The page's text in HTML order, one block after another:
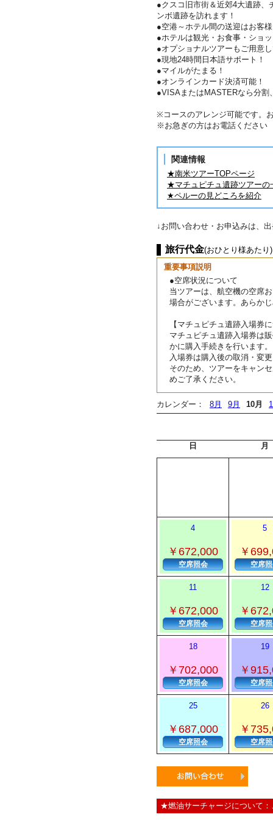
●クスコ旧市街＆近郊4大遺跡、
ンボ遺跡を訪れます！
●空港～ホテル間の送迎はお客
●ホテルは観光・お食事・ショ
●オプショナルツアーもご用意
●現地24時間日本語サポート！
●マイルがたまる！
●オンラインカード決済可能！
●VISAまたはMASTERなら分割
※コースのアレンジ可能です。
※お急ぎの方はお電話ください
関連情報
★南米ツアーTOPページ
★マチュピチュ遺跡ツアーの
★ペルーの見どころを紹介
↓お問い合わせ・お申込みは、
旅行代金(おひとり様あたり)
重要事項説明
●空席状況について
当ツアーは、航空機の空席
場合がございます。あらか
【マチュピチュ遺跡入場券
マチュピチュ遺跡入場券は
かに購入手続きを行います。
入場券は購入後の取消・変
そのため、ツアーをキャン
めご了承ください。
カレンダー： 8月 9月 10月
日 月
4
￥672,000
空席照会
5
￥
空席
11
￥672,000
空席照会
12
￥
空席
18
￥702,000
空席照会
19
￥
空席
25
￥687,000
空席照会
26
￥
空席
★燃油サーチャージについて